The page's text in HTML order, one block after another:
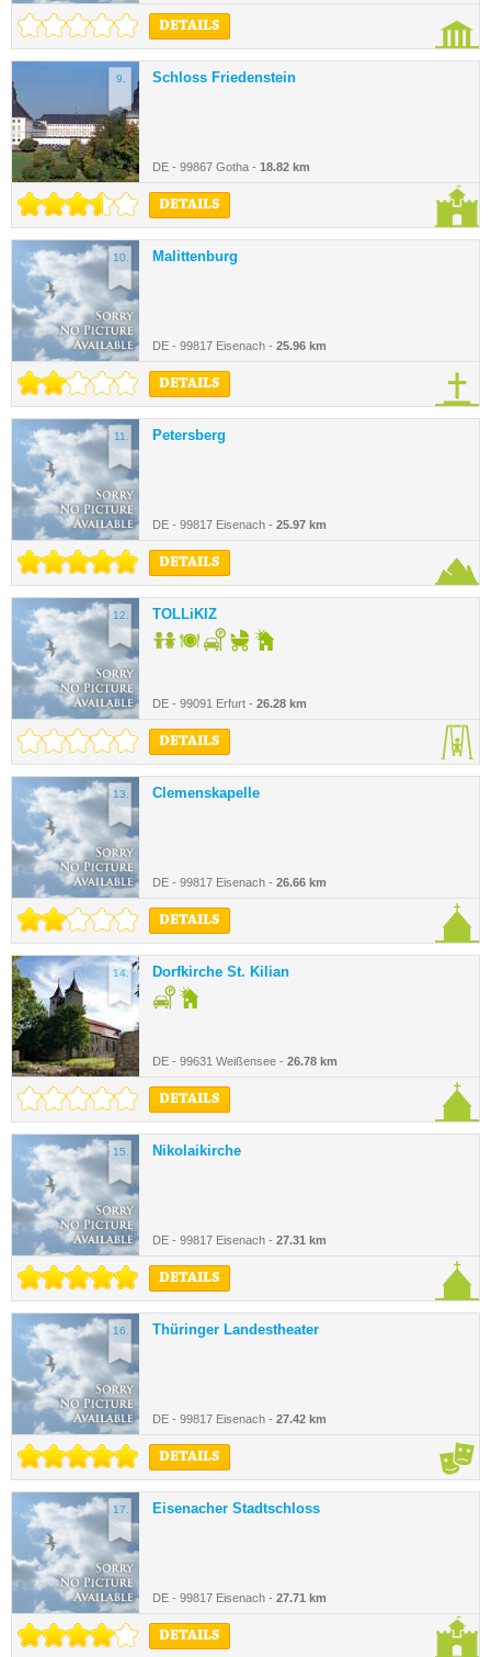
DETAILS
9. Schloss Friedenstein
DE - 99867 Gotha - 18.82 km
DETAILS
10. Malittenburg
DE - 99817 Eisenach - 25.96 km
DETAILS
11. Petersberg
DE - 99817 Eisenach - 25.97 km
DETAILS
12. TOLLiKIZ
DE - 99091 Erfurt - 26.28 km
DETAILS
13. Clemenskapelle
DE - 99817 Eisenach - 26.66 km
DETAILS
14. Dorfkirche St. Kilian
DE - 99631 Weißensee - 26.78 km
DETAILS
15. Nikolaikirche
DE - 99817 Eisenach - 27.31 km
DETAILS
16. Thüringer Landestheater
DE - 99817 Eisenach - 27.42 km
DETAILS
17. Eisenacher Stadtschloss
DE - 99817 Eisenach - 27.71 km
DETAILS